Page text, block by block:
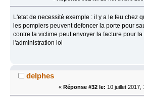
L'etat de necessité exemple : il y a le feu chez
les pompiers peuvent defoncer la porte pour
contre la victime peut envoyer la facture pour la
l'administration lol
delphes
« Réponse #32 le: 10 juillet 2017,